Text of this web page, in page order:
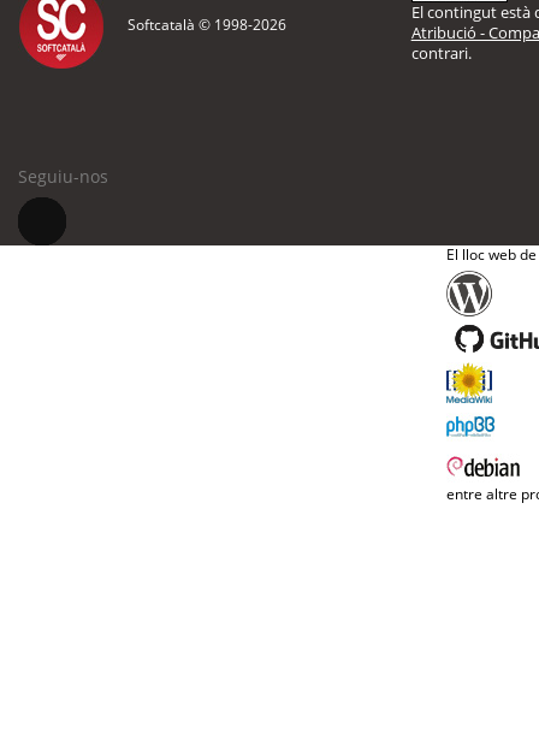
Softcatalà © 1998-2026
El contingut està
Atribució -
contrari.
Seguiu-nos
El lloc web
entre altre